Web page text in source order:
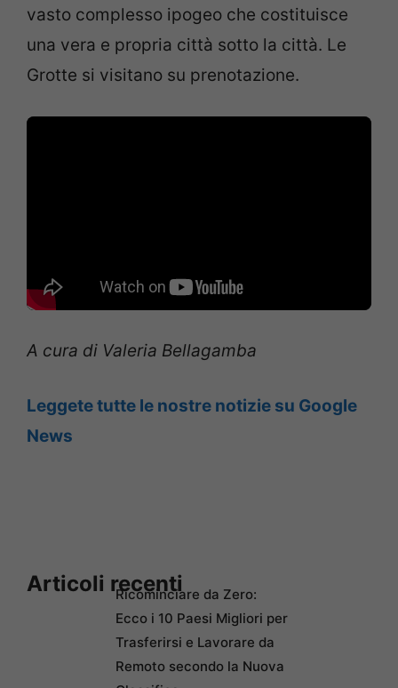
vasto complesso ipogeo che costituisce
una vera e propria città sotto la città. Le
Grotte si visitano su prenotazione.
A cura di Valeria Bellagamba
Leggete tutte le nostre notizie su Google
News
Articoli recentiRicominciare da Zero:
Ecco i 10 Paesi Migliori per
Trasferirsi e Lavorare da
Remoto secondo la Nuova